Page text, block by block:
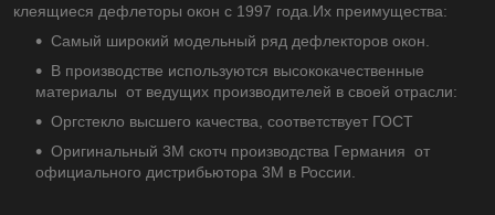
клеящиеся дефлеторы окон с 1997 года.Их преимущества:
Самый широкий модельный ряд дефлекторов окон.
В производстве используются высококачественные
материалы от ведущих производителей в своей отрасли:
Оргстекло высшего качества, соответствует ГОСТ
Оригинальный 3М скотч производства Германия от
официального дистрибьютора 3М в России.